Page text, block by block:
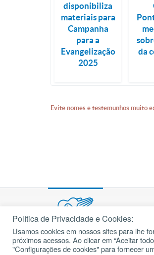
disponibiliza
materiais para
Campanha
para a
Evangelização
2025
da
Evite nomes e testemunhos muito
cancaonova.com© 2002 – 2026
Todos os direitos reservados.
Política de Privacidade e Cookies:
Usamos cookies em nossos sites para lhe
próximos acessos. Ao clicar em “Aceitar
"Configurações de cookies" para fornecer